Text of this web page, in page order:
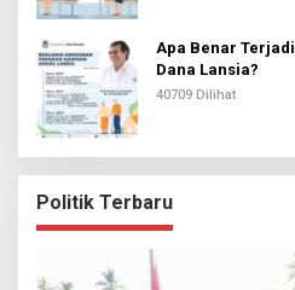
Apa Benar
Dana Lansia?
40709 Dilihat
Politik Terbaru